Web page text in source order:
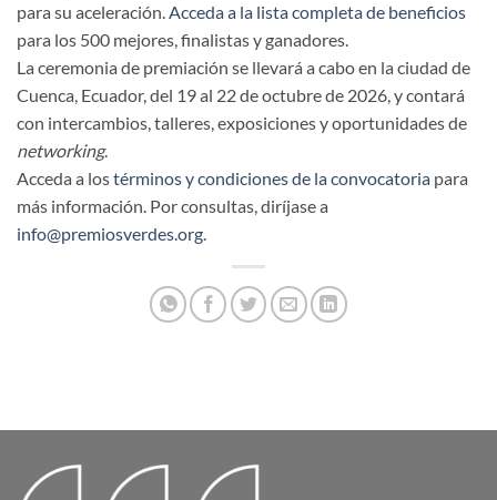
para su aceleración.Acceda a la lista completa de beneficios
para los 500 mejores, finalistas y ganadores.
La ceremonia de premiación se llevará a cabo en la ciudad de
Cuenca, Ecuador, del 19 al 22 de octubre de 2026, y contará
con intercambios, talleres, exposiciones y oportunidades de
networking.
Acceda a lostérminos y condiciones de la convocatoria para
más información. Por consultas, diríjase a
info@premiosverdes.org.